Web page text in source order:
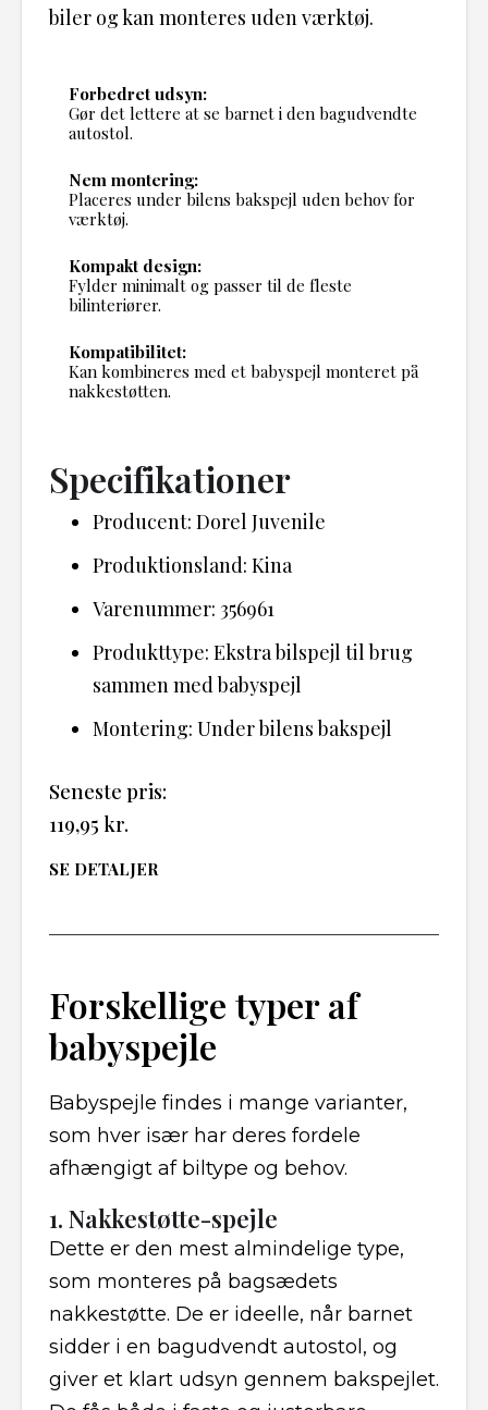
biler og kan monteres uden værktøj.
Forbedret udsyn:
Gør det lettere at se barnet i den bagudvendte
autostol.
Nem montering:
Placeres under bilens bakspejl uden behov for
værktøj.
Kompakt design:
Fylder minimalt og passer til de fleste
bilinteriører.
Kompatibilitet:
Kan kombineres med et babyspejl monteret på
nakkestøtten.
Specifikationer
Producent: Dorel Juvenile
Produktionsland: Kina
Varenummer: 356961
Produkttype: Ekstra bilspejl til brug
sammen med babyspejl
Montering: Under bilens bakspejl
Seneste pris:
119,95 kr.
SE DETALJER
Forskellige typer af
babyspejle
Babyspejle findes i mange varianter,
som hver især har deres fordele
afhængigt af biltype og behov.
1. Nakkestøtte-spejle
Dette er den mest almindelige type,
som monteres på bagsædets
nakkestøtte. De er ideelle, når barnet
sidder i en bagudvendt autostol, og
giver et klart udsyn gennem bakspejlet.